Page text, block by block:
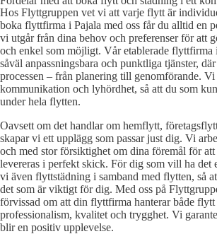
Hos Flyttgruppen vet vi att varje flytt är
boka flyttfirma i Pajala med oss får du alltid en
vi utgår från dina behov och preferenser för att
och enkel som möjligt. Vår etablerade flyttfirma
såväl anpassningsbara och punktliga tjänster,
processen – från planering till genomförande.
kommunikation och lyhördhet, så att du som
under hela flytten.
Oavsett om det handlar om hemflytt,
skapar vi ett upplägg som passar just dig. Vi
och med stor försiktighet om dina föremål för att
levereras i perfekt skick. För dig som vill ha det
vi även flyttstädning i samband med flytten, så
det som är viktigt för dig. Med oss på
förvissad om att din flyttfirma hanterar både
professionalism, kvalitet och trygghet. Vi
blir en positiv upplevelse.